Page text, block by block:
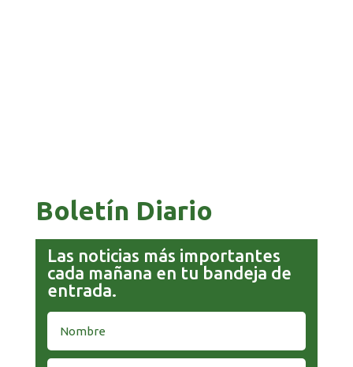
Boletín Diario
Las noticias más importantes
cada mañana en tu bandeja de
entrada.